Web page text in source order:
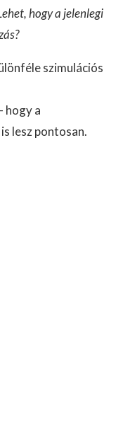
hogy a jelenlegi
szimulációs
hogy a
lesz pontosan.